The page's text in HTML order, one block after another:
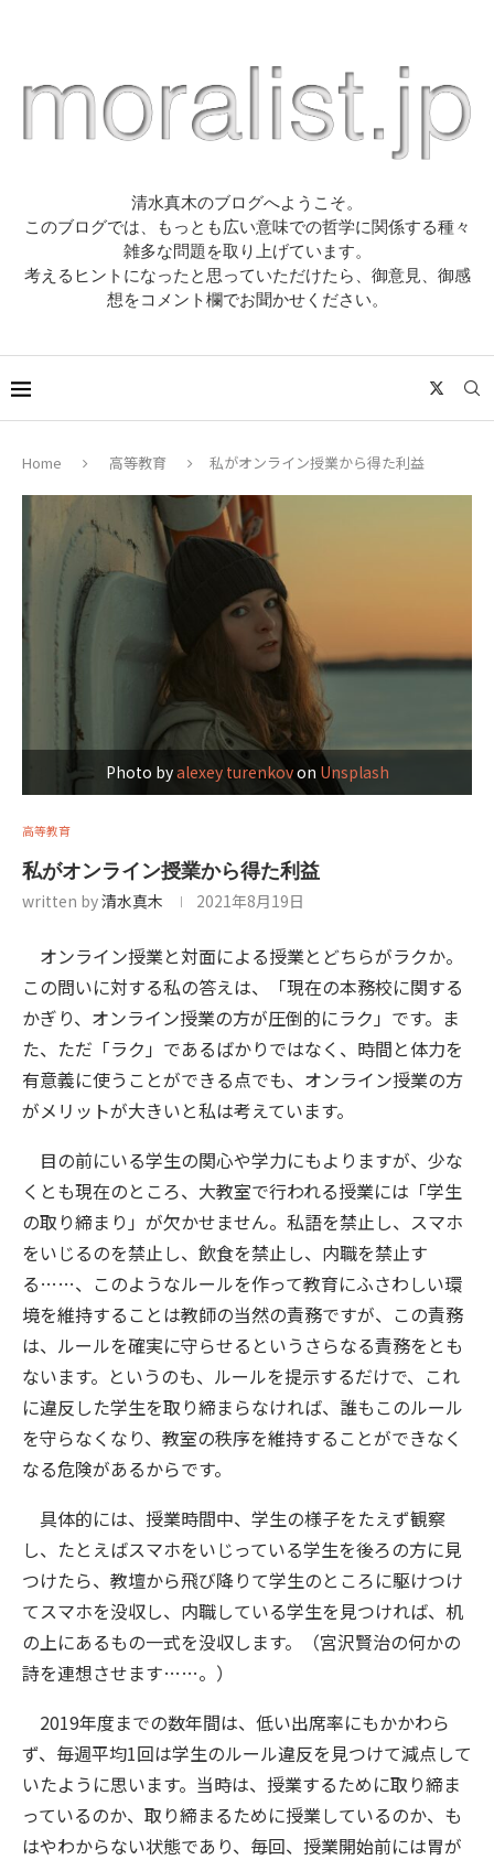
清水真木のブログへようこそ。
このブログでは、もっとも広い意味での哲学に関係する種々
雑多な問題を取り上げています。
考えるヒントになったと思っていただけたら、御意見、御感
想をコメント欄でお聞かせください。
Home 高等教育 私がオンライン授業から得た利益
Photo byalexey turenkovon Unsplash
高等教育
私がオンライン授業から得た利益
written by清水真木 2021年8月19日
オンライン授業と対面による授業とどちらがラクか。
この問いに対する私の答えは、「現在の本務校に関する
かぎり、オンライン授業の方が圧倒的にラク」です。ま
た、ただ「ラク」であるばかりではなく、時間と体力を
有意義に使うことができる点でも、オンライン授業の方
がメリットが大きいと私は考えています。
目の前にいる学生の関心や学力にもよりますが、少な
くとも現在のところ、大教室で行われる授業には「学生
の取り締まり」が欠かせません。私語を禁止し、スマホ
をいじるのを禁止し、飲食を禁止し、内職を禁止す
る……、このようなルールを作って教育にふさわしい環
境を維持することは教師の当然の責務ですが、この責務
は、ルールを確実に守らせるというさらなる責務をとも
ないます。というのも、ルールを提示するだけで、これ
に違反した学生を取り締まらなければ、誰もこのルール
を守らなくなり、教室の秩序を維持することができなく
なる危険があるからです。
具体的には、授業時間中、学生の様子をたえず観察
し、たとえばスマホをいじっている学生を後ろの方に見
つけたら、教壇から飛び降りて学生のところに駆けつけ
てスマホを没収し、内職している学生を見つければ、机
の上にあるもの一式を没収します。（宮沢賢治の何かの
詩を連想させます……。）
2019年度までの数年間は、低い出席率にもかかわら
ず、毎週平均1回は学生のルール違反を見つけて減点して
いたように思います。当時は、授業するために取り締ま
っているのか、取り締まるために授業しているのか、も
はやわからない状態であり、毎回、授業開始前には胃が